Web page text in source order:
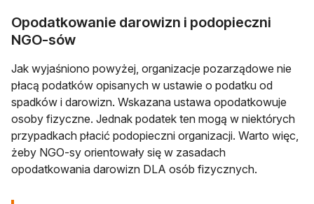
Opodatkowanie darowizn i podopieczni
NGO-sów
Jak wyjaśniono powyżej, organizacje pozarządowe nie
płacą podatków opisanych w ustawie o podatku od
spadków i darowizn. Wskazana ustawa opodatkowuje
osoby fizyczne. Jednak podatek ten mogą w niektórych
przypadkach płacić podopieczni organizacji. Warto więc,
żeby NGO-sy orientowały się w zasadach
opodatkowania darowizn DLA osób fizycznych.